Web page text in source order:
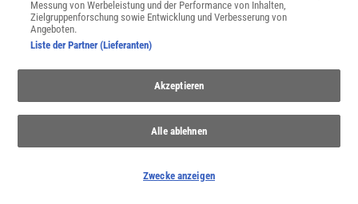
Lichtverschmutzung
Vielerorts in Europa ist es nachts nicht mehr richtig dunkel. Die
Folgen der Lichtverschmutzung für Mensch und Tier sind
erheblich.
Messung von Werbeleistung und der Performance von Inhalten,
Zielgruppenforschung sowie Entwicklung und Verbesserung von
Angeboten.
Liste der Partner (Lieferanten)
Akzeptieren
Alle ablehnen
Zwecke anzeigen